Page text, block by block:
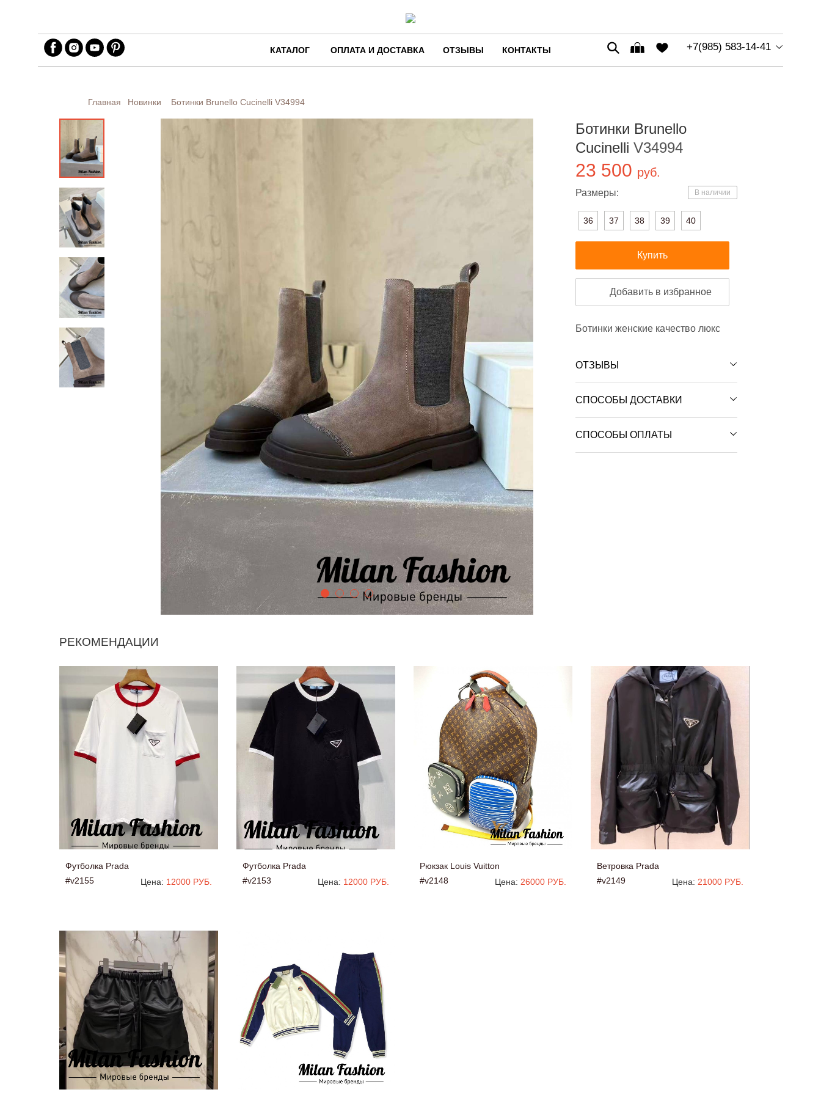
КАТАЛОГ ОПЛАТА И ДОСТАВКА ОТЗЫВЫ КОНТАКТЫ +7(985) 583-14-41
Главная Новинки Ботинки Brunello Cucinelli V34994
Ботинки Brunello
Cucinelli V34994
23 500 руб.
В наличии
Размеры:
36 37 38 39 40
Купить
Добавить в избранное
Ботинки женские качество люкс
ОТЗЫВЫ
СПОСОБЫ ДОСТАВКИ
СПОСОБЫ ОПЛАТЫ
РЕКОМЕНДАЦИИ
Футболка Prada
#v2155
Цена: 12000 РУБ.
Футболка Prada
#v2153
Цена: 12000 РУБ.
Рюкзак Louis Vuitton
#v2148
Цена: 26000 РУБ.
Ветровка Prada
#v2149
Цена: 21000 РУБ.